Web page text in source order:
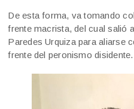
De esta forma, va tomando
frente macrista, del cual salió
Paredes Urquiza para aliarse
frente del peronismo disidente.